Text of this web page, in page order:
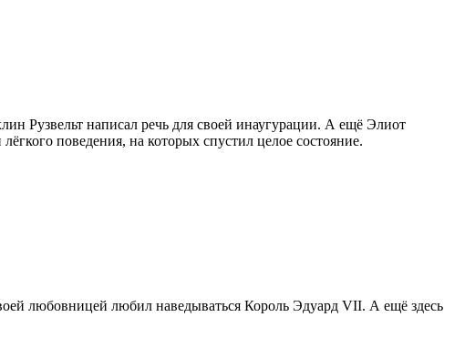
Рузвельт написал речь для своей инаугурации. А ещё Элиот
поведения, на которых спустил целое состояние.
любовницей любил наведываться Король Эдуард VII. А ещё здесь